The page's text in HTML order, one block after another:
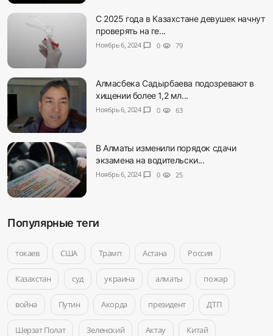
С 2025 года в Казахстане девушек начнут
проверять на ге...
Ноябрь 6, 2024 chat_bubble 0 visibility 79
Алмасбека Садырбаева подозревают в
хищении более 1,2 мл...
Ноябрь 6, 2024 chat_bubble 0 visibility 63
В Алматы изменили порядок сдачи
экзамена на водительски...
Ноябрь 6, 2024 chat_bubble 0 visibility 25
Популярные теги
токаев США Трамп Астана Россия
Казахстан суд украина алматы пожар
война Путин Акорда президент ДТП
Шерзат Полат Зеленский Актау Китай